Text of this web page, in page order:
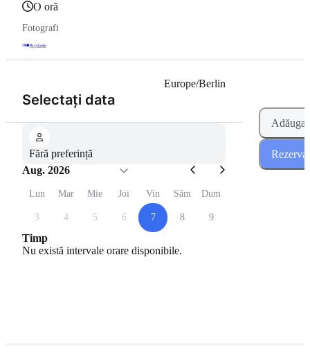
o oră
Fotografi
Selectați data(Pasul 1 din 2)
Europe/Berlin
Fără preferință
Aug. 2026
Lun Mar Mie Joi Vin Sâm Dum
3 4 5 6 7 8 9
Timp
Nu există intervale orare disponibile.